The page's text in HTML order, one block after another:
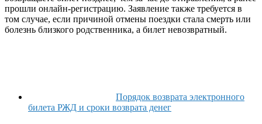
прошли онлайн-регистрацию. Заявление также требуется в
том случае, если причиной отмены поездки стала смерть или
болезнь близкого родственника, а билет невозвратный.
Порядок возврата электронного
билета РЖД и сроки возврата денег